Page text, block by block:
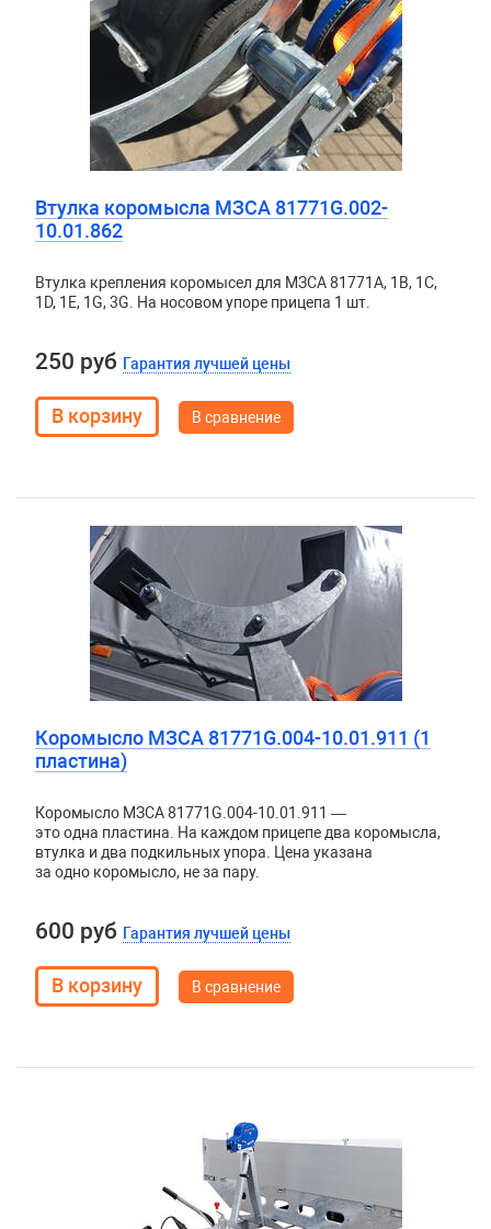
Втулка коромысла МЗСА 81771G.002-
10.01.862
Втулка крепления коромысел для МЗСА 81771А, 1В, 1С,
1D, 1Е, 1G, 3G. На носовом упоре прицепа 1 шт.
250 руб Гарантия лучшей цены
В сравнение
Коромысло МЗСА 81771G.004-10.01.911 (1
пластина)
Коромысло МЗСА 81771G.004-10.01.911 —
это одна пластина. На каждом прицепе два коромысла,
втулка и два подкильных упора. Цена указана
за одно коромысло, не за пару.
600 руб Гарантия лучшей цены
В сравнение